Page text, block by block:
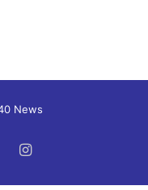
News
Instagram